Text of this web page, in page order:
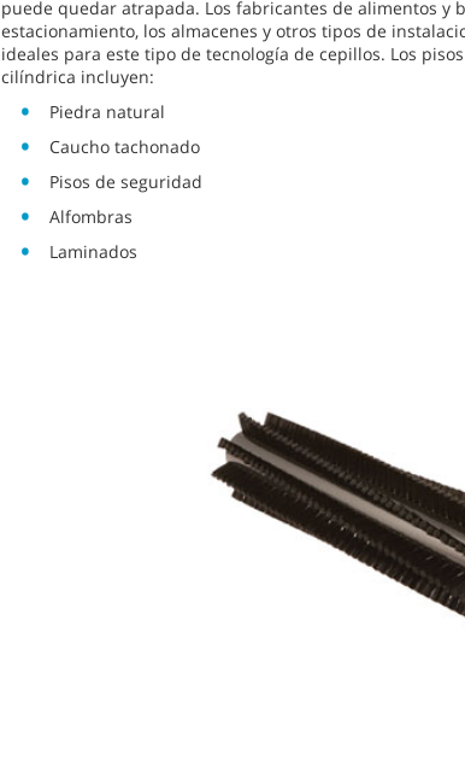
puede quedar atrapada. Los fabricantes de alimentos y
estacionamiento, los almacenes y otros tipos de
ideales para este tipo de tecnología de cepillos. Los
cilíndrica incluyen:
Piedra natural
Caucho tachonado
Pisos de seguridad
Alfombras
Laminados